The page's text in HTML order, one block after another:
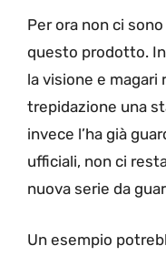
Per ora non ci
questo prodotto.
la visione e
trepidazione una
invece l’ha già
ufficiali, non ci
nuova serie da
Un esempio